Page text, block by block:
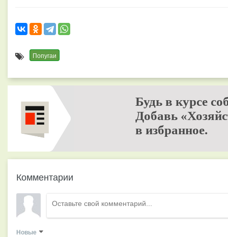
Попугаи
Будь в курсе
Добавь
в избранное.
Комментарии
Новые